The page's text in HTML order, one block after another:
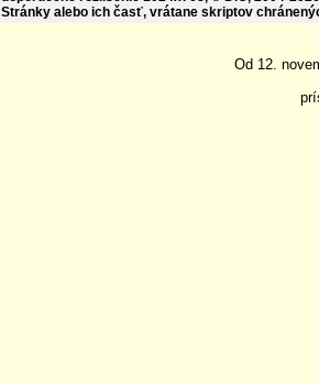
Stránky alebo ich časť, vrátane skriptov
Od 12.